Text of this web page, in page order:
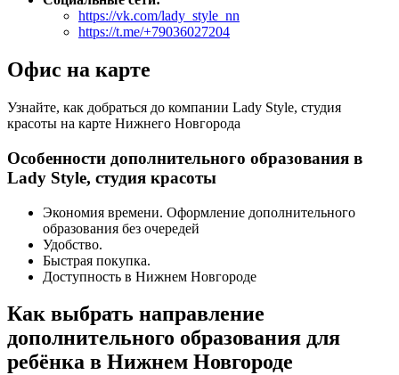
https://vk.com/lady_style_nn
https://t.me/+79036027204
Офис на карте
Узнайте, как добраться до компании Lady Style, студия
красоты на карте Нижнего Новгорода
Особенности дополнительного образования в
Lady Style, студия красоты
Экономия времени. Оформление дополнительного
образования без очередей
Удобство.
Быстрая покупка.
Доступность в Нижнем Новгороде
Как выбрать направление
дополнительного образования для
ребёнка в Нижнем Новгороде